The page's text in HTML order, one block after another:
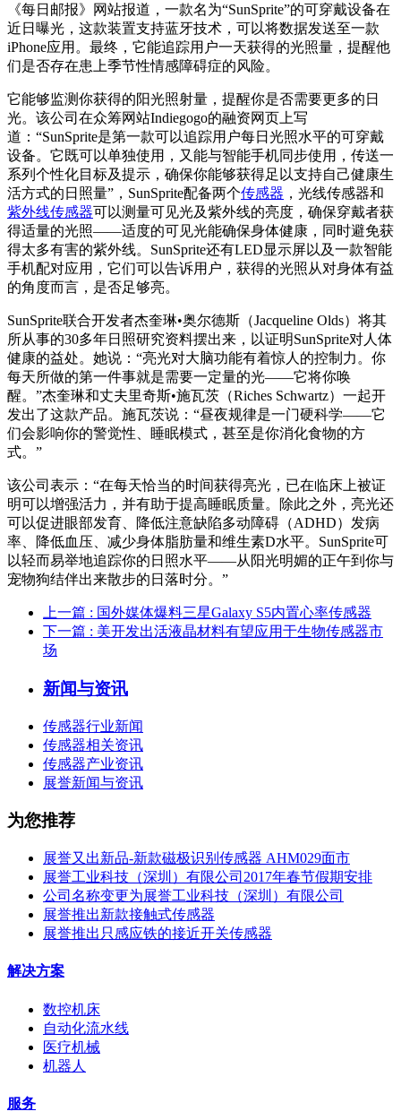
《每日邮报》网站报道，一款名为“SunSprite”的可穿戴设备在
近日曝光，这款装置支持蓝牙技术，可以将数据发送至一款
iPhone应用。最终，它能追踪用户一天获得的光照量，提醒他
们是否存在患上季节性情感障碍症的风险。
它能够监测你获得的阳光照射量，提醒你是否需要更多的日
光。该公司在众筹网站Indiegogo的融资网页上写
道：“SunSprite是第一款可以追踪用户每日光照水平的可穿戴
设备。它既可以单独使用，又能与智能手机同步使用，传送一
系列个性化目标及提示，确保你能够获得足以支持自己健康生
活方式的日照量”，SunSprite配备两个传感器 ，光线传感器和
紫外线传感器可以测量可见光及紫外线的亮度，确保穿戴者获
得适量的光照——适度的可见光能确保身体健康，同时避免获
得太多有害的紫外线。SunSprite还有LED显示屏以及一款智能
手机配对应用，它们可以告诉用户，获得的光照从对身体有益
的角度而言，是否足够亮。
SunSprite联合开发者杰奎琳•奥尔德斯（Jacqueline Olds）将其
所从事的30多年日照研究资料摆出来，以证明SunSprite对人体
健康的益处。她说：“亮光对大脑功能有着惊人的控制力。你
每天所做的第一件事就是需要一定量的光——它将你唤
醒。”杰奎琳和丈夫里奇斯•施瓦茨（Riches Schwartz）一起开
发出了这款产品。施瓦茨说：“昼夜规律是一门硬科学——它
们会影响你的警觉性、睡眠模式，甚至是你消化食物的方
式。”
该公司表示：“在每天恰当的时间获得亮光，已在临床上被证
明可以增强活力，并有助于提高睡眠质量。除此之外，亮光还
可以促进眼部发育、降低注意缺陷多动障碍（ADHD）发病
率、降低血压、减少身体脂肪量和维生素D水平。SunSprite可
以轻而易举地追踪你的日照水平——从阳光明媚的正午到你与
宠物狗结伴出来散步的日落时分。”
上一篇 : 国外媒体爆料三星Galaxy S5内置心率传感器
下一篇 : 美开发出活液晶材料有望应用于生物传感器市
场
新闻与资讯
传感器行业新闻
传感器相关资讯
传感器产业资讯
展誉新闻与资讯
为您推荐
展誉又出新品-新款磁极识别传感器 AHM029面市
展誉工业科技（深圳）有限公司2017年春节假期安排
公司名称变更为展誉工业科技（深圳）有限公司
展誉推出新款接触式传感器
展誉推出只感应铁的接近开关传感器
解决方案
数控机床
自动化流水线
医疗机械
机器人
服务